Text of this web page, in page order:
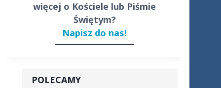
więcej o Kościele lub Piśmie
Świętym?
Napisz do nas!
POLECAMY